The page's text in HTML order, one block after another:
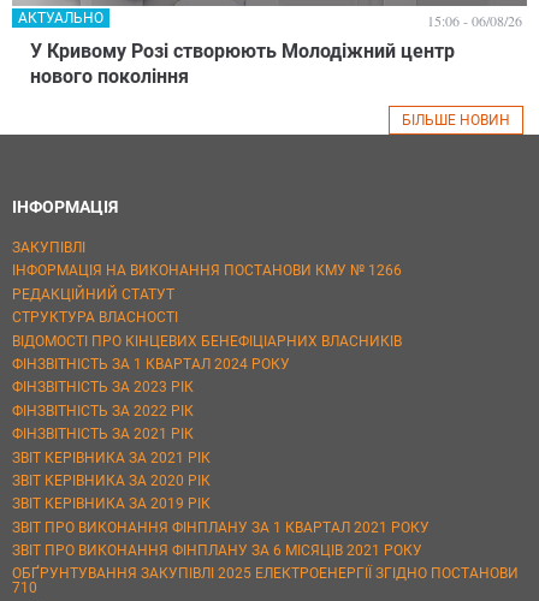
У Кривому Розі створюють Молодіжний центр
нового покоління
АКТУАЛЬНО 15:06 - 06/08/26
БІЛЬШЕ НОВИН
ІНФОРМАЦІЯ
ЗАКУПІВЛІ
ІНФОРМАЦІЯ НА ВИКОНАННЯ ПОСТАНОВИ КМУ № 1266
РЕДАКЦІЙНИЙ СТАТУТ
СТРУКТУРА ВЛАСНОСТІ
ВІДОМОСТІ ПРО КІНЦЕВИХ БЕНЕФІЦІАРНИХ ВЛАСНИКІВ
ФІНЗВІТНІСТЬ ЗА 1 КВАРТАЛ 2024 РОКУ
ФІНЗВІТНІСТЬ ЗА 2023 РІК
ФІНЗВІТНІСТЬ ЗА 2022 РІК
ФІНЗВІТНІСТЬ ЗА 2021 РІК
ЗВІТ КЕРІВНИКА ЗА 2021 РІК
ЗВІТ КЕРІВНИКА ЗА 2020 РІК
ЗВІТ КЕРІВНИКА ЗА 2019 РІК
ЗВІТ ПРО ВИКОНАННЯ ФІНПЛАНУ ЗА 1 КВАРТАЛ 2021 РОКУ
ЗВІТ ПРО ВИКОНАННЯ ФІНПЛАНУ ЗА 6 МІСЯЦІВ 2021 РОКУ
ОБҐРУНТУВАННЯ ЗАКУПІВЛІ 2025 ЕЛЕКТРОЕНЕРГІЇ ЗГІДНО ПОСТАНОВИ
710